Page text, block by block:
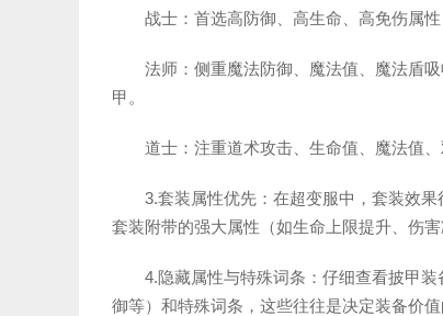
战士：首选高防御、高生命、高免伤属
法师：侧重魔法防御、魔法值、魔法盾
甲。
道士：注重道术攻击、生命值、魔法值
3.套装属性优先：在超变服中，套装效
套装附带的强大属性（如生命上限提升、伤
4.隐藏属性与特殊词条：仔细查看披甲
御等）和特殊词条，这些往往是决定装备价值